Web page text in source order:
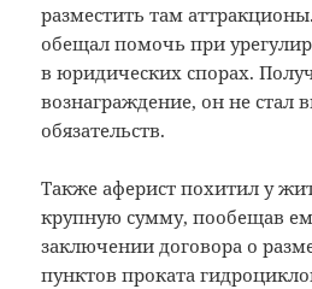
разместить там
обещал помочь при
в юридических спорах.
вознаграждение, он не стал
обязательств.
Также аферист похитил у
крупную сумму, пообещав
заключении договора о
пунктов проката